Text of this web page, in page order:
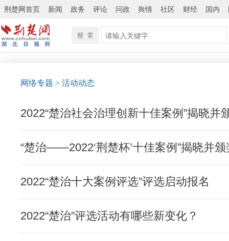
荆楚网首页 新闻 政务 评论 问政 舆情 社区 财经 国内
网络专题 > 活动动态
2022“楚治社会治理创新十佳案例”揭晓并
“楚治——2022‘荆楚杯’十佳案例”揭晓并颁
2022“楚治十大案例评选”评选启动报名
2022“楚治”评选活动有哪些新变化？